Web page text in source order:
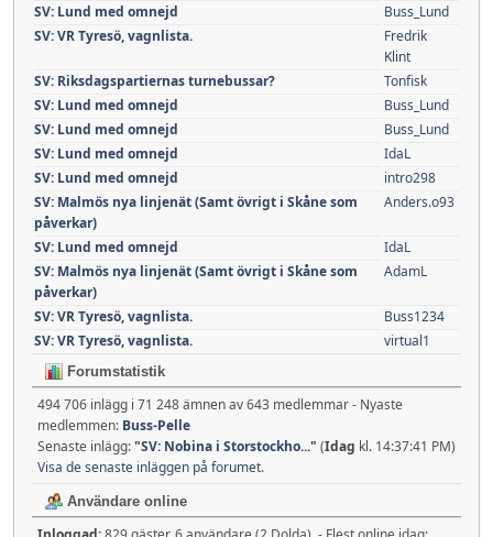
SV: Lund med omnejd
Buss_Lund
SV: VR Tyresö, vagnlista.
Fredrik
Klint
SV: Riksdagspartiernas turnebussar?
Tonfisk
SV: Lund med omnejd
Buss_Lund
SV: Lund med omnejd
Buss_Lund
SV: Lund med omnejd
IdaL
SV: Lund med omnejd
intro298
SV: Malmös nya linjenät (Samt övrigt i Skåne som
påverkar)
Anders.o93
SV: Lund med omnejd
IdaL
SV: Malmös nya linjenät (Samt övrigt i Skåne som
påverkar)
AdamL
SV: VR Tyresö, vagnlista.
Buss1234
SV: VR Tyresö, vagnlista.
virtual1
Forumstatistik
494 706 inlägg i 71 248 ämnen av 643 medlemmar - Nyaste
medlemmen: Buss-Pelle
Senaste inlägg:"SV: Nobina i Storstockho..." (Idag kl. 14:37:41 PM)
Visa de senaste inläggen på forumet.
Användare online